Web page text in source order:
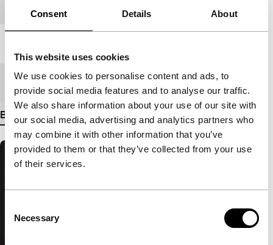
Consent Details About
This website uses cookies
We use cookies to personalise content and ads, to
provide social media features and to analyse our traffic.
We also share information about your use of our site with
our social media, advertising and analytics partners who
may combine it with other information that you’ve
provided to them or that they’ve collected from your use
of their services.
Selection
Necessary
Medium/FormaatDCP
Bekijk meer details